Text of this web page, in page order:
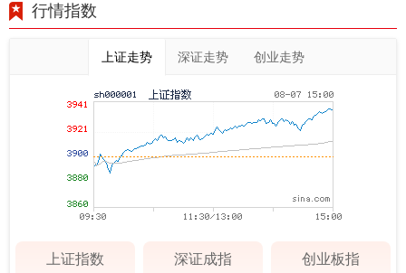
行情指数
上证走势 深证走势 创业走势
上证指数 深证成指 创业板指